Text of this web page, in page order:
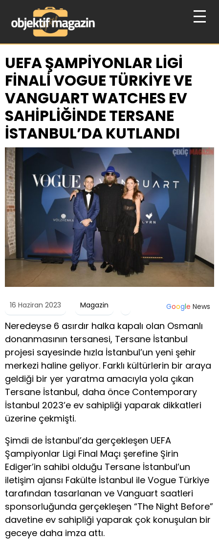
UEFA ŞAMPİYONLAR LİGİ
FİNALİ VOGUE TÜRKİYE VE
VANGUART WATCHES EV
SAHİPLİĞİNDE TERSANE
İSTANBUL’DA KUTLANDI
16 Haziran 2023 Magazin Google News
Neredeyse 6 asırdır halka kapalı olan Osmanlı
donanmasının tersanesi, Tersane İstanbul
projesi sayesinde hızla İstanbul’un yeni şehir
merkezi haline geliyor. Farklı kültürlerin bir araya
geldiği bir yer yaratma amacıyla yola çıkan
Tersane İstanbul, daha önce Contemporary
İstanbul 2023’e ev sahipliği yaparak dikkatleri
üzerine çekmişti.
Şimdi de İstanbul’da gerçekleşen UEFA
Şampiyonlar Ligi Final Maçı şerefine Şirin
Ediger’in sahibi olduğu Tersane İstanbul’un
iletişim ajansı Fakülte İstanbul ile Vogue Türkiye
tarafından tasarlanan ve Vanguart saatleri
sponsorluğunda gerçekleşen “The Night Before”
davetine ev sahipliği yaparak çok konuşulan bir
geceye daha imza attı.